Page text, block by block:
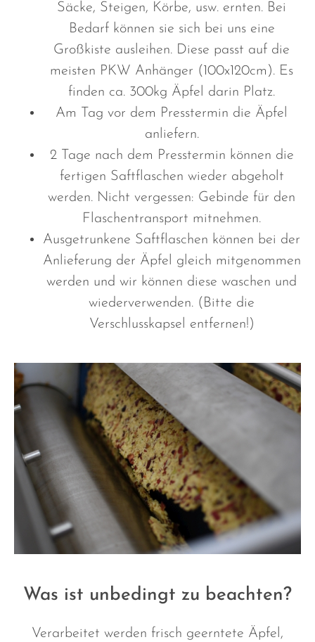
Säcke, Steigen, Körbe, usw. ernten. Bei
Bedarf können sie sich bei uns eine
Großkiste ausleihen. Diese passt auf die
meisten PKW Anhänger (100x120cm). Es
finden ca. 300kg Äpfel darin Platz.
Am Tag vor dem Presstermin die Äpfel
anliefern.
2 Tage nach dem Presstermin können die
fertigen Saftflaschen wieder abgeholt
werden. Nicht vergessen: Gebinde für den
Flaschentransport mitnehmen.
Ausgetrunkene Saftflaschen können bei der
Anlieferung der Äpfel gleich mitgenommen
werden und wir können diese waschen und
wiederverwenden. (Bitte die
Verschlusskapsel entfernen!)
Was ist unbedingt zu beachten?
Verarbeitet werden frisch geerntete Äpfel,